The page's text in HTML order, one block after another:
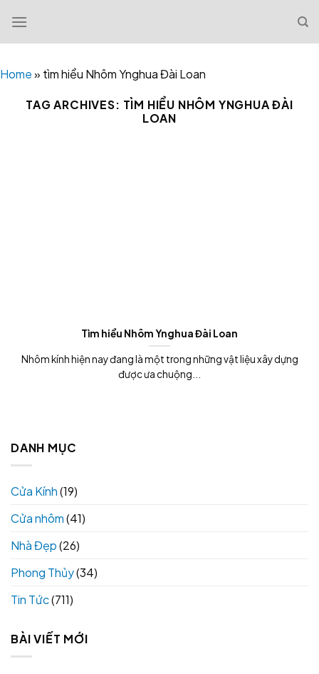
content
Home» tìm hiểu Nhôm Ynghua Đài Loan
TAG ARCHIVES: TÌM HIỂU NHÔM YNGHUA ĐÀI
LOAN
Tìm hiểu Nhôm Ynghua Đài Loan
Nhôm kính hiện nay đang là một trong những vật liệu xây dựng
được ưa chuộng...
DANH MỤC
Cửa Kính(19)
Cửa nhôm(41)
Nhà Đẹp(26)
Phong Thủy(34)
Tin Tức(711)
BÀI VIẾT MỚI